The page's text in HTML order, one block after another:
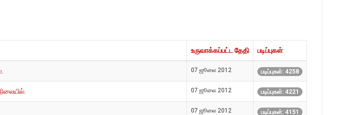
உருவாக்கப்பட்ட தேதி படிப்புகள்
07 ஜூலை 2012 படிப்புகள்: 4258
07 ஜூலை 2012 படிப்புகள்: 4221
07 ஜூலை 2012 படிப்புகள்: 4151